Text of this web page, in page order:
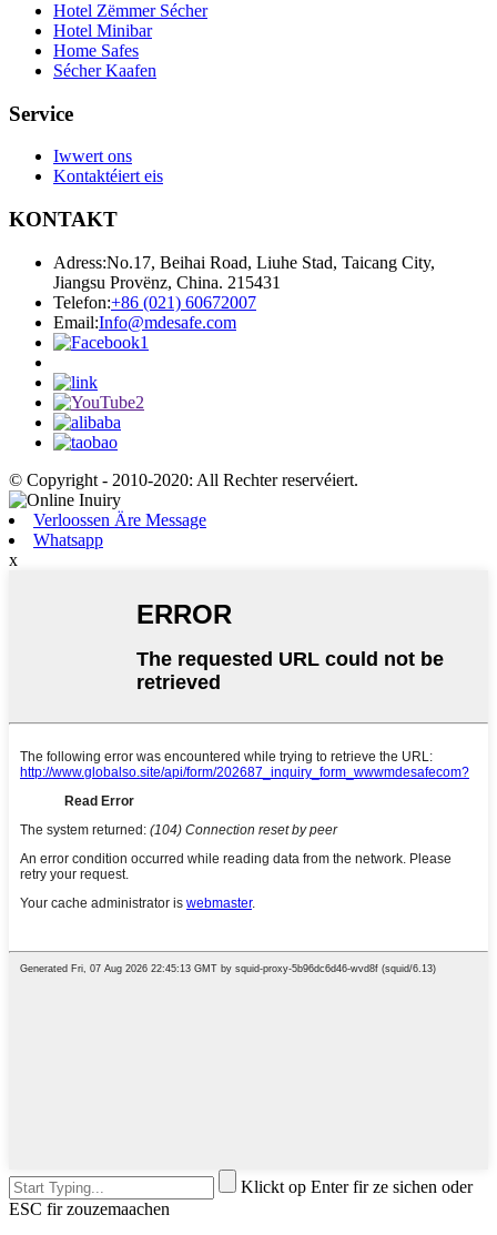
Hotel Zëmmer Sécher
Hotel Minibar
Home Safes
Sécher Kaafen
Service
Iwwert ons
Kontaktéiert eis
KONTAKT
Adress:No.17, Beihai Road, Liuhe Stad, Taicang City,
Jiangsu Provënz, China. 215431
Telefon:+86 (021) 60672007
Email:Info@mdesafe.com
© Copyright - 2010-2020: All Rechter reservéiert.
Verloossen Äre Message
Whatsapp
x
Klickt op Enter fir ze sichen oder
ESC fir zouzemaachen